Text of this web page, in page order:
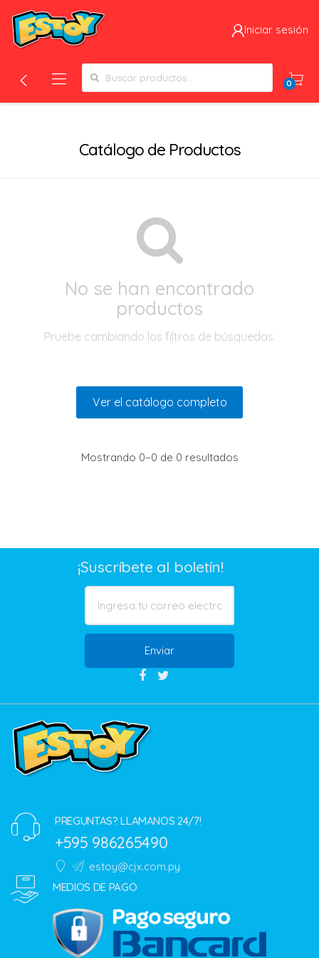
Iniciar sesión
Search for:
0
Catálogo de Productos
No se han encontrado
productos
Pruebe cambiando los filtros de búsquedas.
Ver el catálogo completo
Mostrando 0–0 de 0 resultados
¡Suscríbete al boletín!
Enviar
PREGUNTAS? LLAMANOS 24/7!
+595 986265490
estoy@cjx.com.py
MEDIOS DE PAGO